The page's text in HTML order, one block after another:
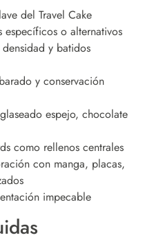
del Travel Cake
o alternativos
y batidos
y conservación
espejo, chocolate
como rellenos centrales
con manga, placas,
impecable